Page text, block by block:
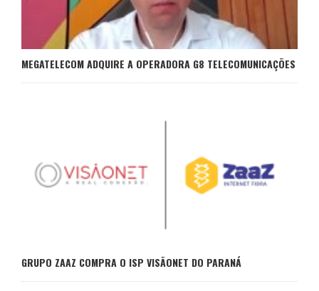
MEGATELECOM ADQUIRE A OPERADORA G8 TELECOMUNICAÇÕES
GRUPO ZAAZ COMPRA O ISP VISÃONET DO PARANÁ